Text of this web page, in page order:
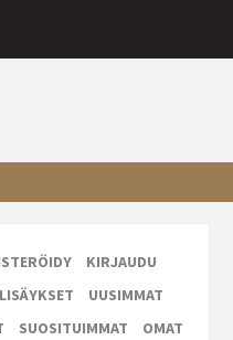
KIRJAUDU
UUSIMMAT
SUOSITUIMMAT
OMAT